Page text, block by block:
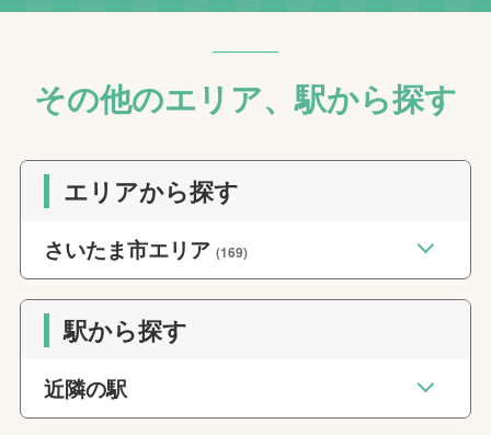
その他のエリア、駅から探す
エリアから探す
さいたま市エリア(169)
駅から探す
近隣の駅